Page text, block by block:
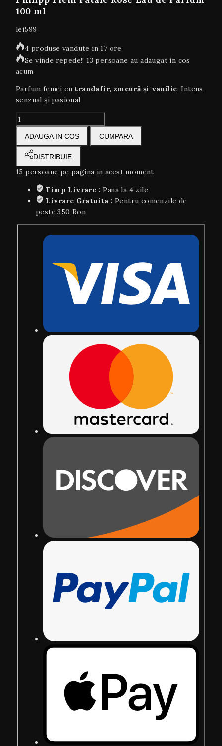
100 ml
lei599
4 produse vandute in 17 ore
Se vinde repede!! 13 persoane au adaugat in cos
acum
Parfum femei cu trandafir, zmeură și vanilie. Intens,
senzual și pasional
Philipp
Plein
Fatale
Rose
de
Parfum
100
cantitate
ADAUGA IN COS CUMPARA
DISTRIBUIE
15 persoane pe pagina in acest moment
Timp Livrare :Pana la 4 zile
Livrare Gratuita :Pentru comenzile de
peste 350 Ron